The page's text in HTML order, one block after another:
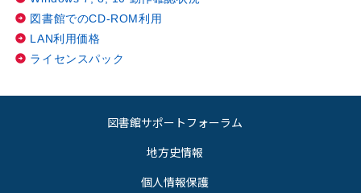
図書館でのCD-ROM利用
LAN利用価格
ライセンスパック
図書館サポートフォーラム
地方史情報
個人情報保護